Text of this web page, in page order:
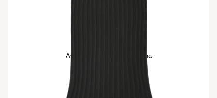
Avaa tuotekuva suurennettuna